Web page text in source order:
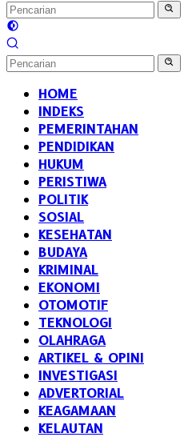
HOME
INDEKS
PEMERINTAHAN
PENDIDIKAN
HUKUM
PERISTIWA
POLITIK
SOSIAL
KESEHATAN
BUDAYA
KRIMINAL
EKONOMI
OTOMOTIF
TEKNOLOGI
OLAHRAGA
ARTIKEL & OPINI
INVESTIGASI
ADVERTORIAL
KEAGAMAAN
KELAUTAN